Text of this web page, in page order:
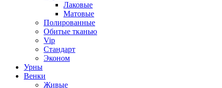
Лаковые
Матовые
Полированные
Обитые тканью
Vip
Стандарт
Эконом
Урны
Венки
Живые